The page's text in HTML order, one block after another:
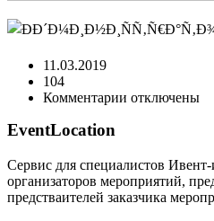
11.03.2019
104
Комментарии котключены
EventLocation
Сервис для специалистов
организаторов мероприятий,
предстваителей заказчика